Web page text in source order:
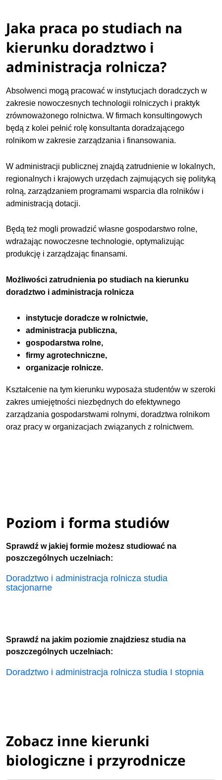
Jaka praca po studiach na
kierunku doradztwo i
administracja rolnicza?
Absolwenci mogą pracować w instytucjach doradczych w
zakresie nowoczesnych technologii rolniczych i praktyk
zrównoważonego rolnictwa. W firmach konsultingowych
będą z kolei pełnić rolę konsultanta doradzającego
rolnikom w zakresie zarządzania i finansowania.
W administracji publicznej znajdą zatrudnienie w lokalnych,
regionalnych i krajowych urzędach zajmujących się polityką
rolną, zarządzaniem programami wsparcia dla rolników i
administracją dotacji.
Będą też mogli prowadzić własne gospodarstwo rolne,
wdrażając nowoczesne technologie, optymalizując
produkcję i zarządzając finansami.
Możliwości zatrudnienia po studiach na kierunku
doradztwo i administracja rolnicza
instytucje doradcze w rolnictwie,
administracja publiczna,
gospodarstwa rolne,
firmy agrotechniczne,
organizacje rolnicze.
Kształcenie na tym kierunku wyposaża studentów w szeroki
zakres umiejętności niezbędnych do efektywnego
zarządzania gospodarstwami rolnymi, doradztwa rolnikom
oraz pracy w organizacjach związanych z rolnictwem.
Poziom i forma studiów
Sprawdź w jakiej formie możesz studiować na
poszczególnych uczelniach:
Doradztwo i administracja rolnicza studia
stacjonarne
Sprawdź na jakim poziomie znajdziesz studia na
poszczególnych uczelniach:
Doradztwo i administracja rolnicza studia I stopnia
Zobacz inne kierunki
biologiczne i przyrodnicze